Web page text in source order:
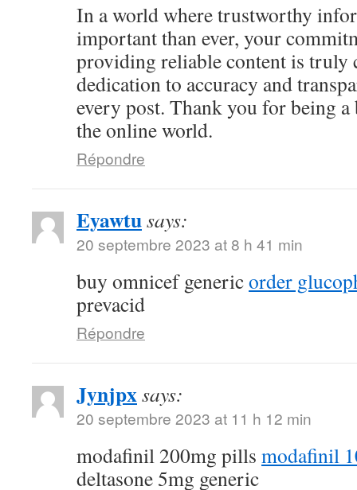
In a world where trustworthy
important than ever, your
providing reliable content is truly
dedication to accuracy and
every post. Thank you for being
the online world.
Répondre
Eyawtusays:
20 septembre 2023 at 8 h 41 min
buy omnicef genericorder
prevacid
Répondre
Jynjpxsays:
20 septembre 2023 at 11 h 12 min
modafinil 200mg pills modafinil
deltasone 5mg generic